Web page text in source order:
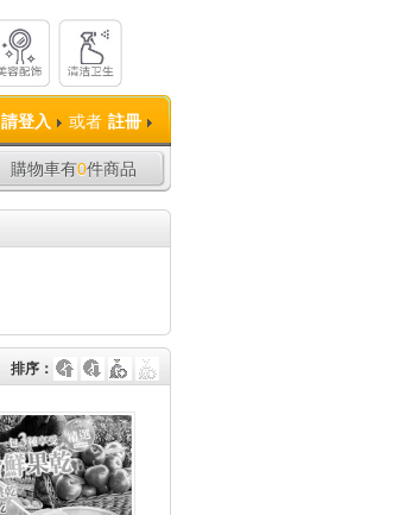
請登入 或者 註冊
購物車有0件商品
排序：